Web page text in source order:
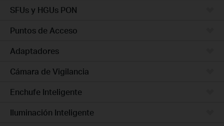
SFUs y HGUs PON
Puntos de Acceso
Adaptadores
Cámara de Vigilancia
Enchufe Inteligente
Iluminación Inteligente